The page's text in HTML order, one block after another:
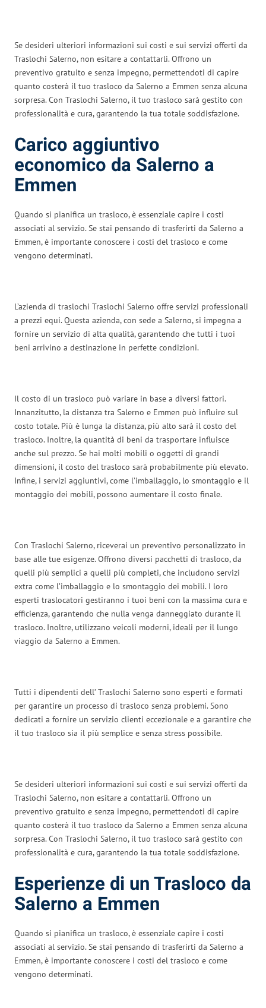
Se desideri ulteriori informazioni sui costi e sui servizi offerti da
Traslochi Salerno, non esitare a contattarli. Offrono un
preventivo gratuito e senza impegno, permettendoti di capire
quanto costerà il tuo trasloco da Salerno a Emmen senza alcuna
sorpresa. Con Traslochi Salerno, il tuo trasloco sarà gestito con
professionalità e cura, garantendo la tua totale soddisfazione.
Carico aggiuntivo
economico da Salerno a
Emmen
Quando si pianifica un trasloco, è essenziale capire i costi
associati al servizio. Se stai pensando di trasferirti da Salerno a
Emmen, è importante conoscere i costi del trasloco e come
vengono determinati.
L’azienda di traslochi Traslochi Salerno offre servizi professionali
a prezzi equi. Questa azienda, con sede a Salerno, si impegna a
fornire un servizio di alta qualità, garantendo che tutti i tuoi
beni arrivino a destinazione in perfette condizioni.
Il costo di un trasloco può variare in base a diversi fattori.
Innanzitutto, la distanza tra Salerno e Emmen può influire sul
costo totale. Più è lunga la distanza, più alto sarà il costo del
trasloco. Inoltre, la quantità di beni da trasportare influisce
anche sul prezzo. Se hai molti mobili o oggetti di grandi
dimensioni, il costo del trasloco sarà probabilmente più elevato.
Infine, i servizi aggiuntivi, come l’imballaggio, lo smontaggio e il
montaggio dei mobili, possono aumentare il costo finale.
Con Traslochi Salerno, riceverai un preventivo personalizzato in
base alle tue esigenze. Offrono diversi pacchetti di trasloco, da
quelli più semplici a quelli più completi, che includono servizi
extra come l’imballaggio e lo smontaggio dei mobili. I loro
esperti traslocatori gestiranno i tuoi beni con la massima cura e
efficienza, garantendo che nulla venga danneggiato durante il
trasloco. Inoltre, utilizzano veicoli moderni, ideali per il lungo
viaggio da Salerno a Emmen.
Tutti i dipendenti dell’ Traslochi Salerno sono esperti e formati
per garantire un processo di trasloco senza problemi. Sono
dedicati a fornire un servizio clienti eccezionale e a garantire che
il tuo trasloco sia il più semplice e senza stress possibile.
Se desideri ulteriori informazioni sui costi e sui servizi offerti da
Traslochi Salerno, non esitare a contattarli. Offrono un
preventivo gratuito e senza impegno, permettendoti di capire
quanto costerà il tuo trasloco da Salerno a Emmen senza alcuna
sorpresa. Con Traslochi Salerno, il tuo trasloco sarà gestito con
professionalità e cura, garantendo la tua totale soddisfazione.
Esperienze di un Trasloco da
Salerno a Emmen
Quando si pianifica un trasloco, è essenziale capire i costi
associati al servizio. Se stai pensando di trasferirti da Salerno a
Emmen, è importante conoscere i costi del trasloco e come
vengono determinati.